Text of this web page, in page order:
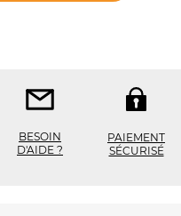
BESOIN
D'AIDE ?
PAIEMENT
SÉCURISÉ